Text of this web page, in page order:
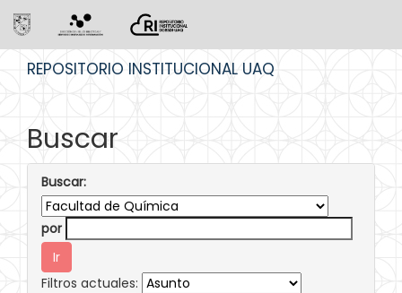
REPOSITORIO INSTITUCIONAL UAQ
Buscar
Buscar:
por
Filtros actuales: